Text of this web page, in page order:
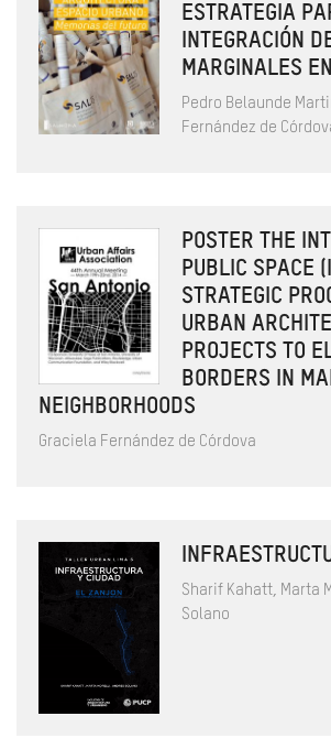
ESTRATEGIA
INTEGRACIÓN
MARGINALES
Pedro Belaunde
Fernández de
POSTER THE
PUBLIC SPACE
STRATEGIC
URBAN
PROJECTS TO
BORDERS IN
NEIGHBORHOODS
Graciela Fernández de Córdova
Sharif Kahatt, Marta
Solano